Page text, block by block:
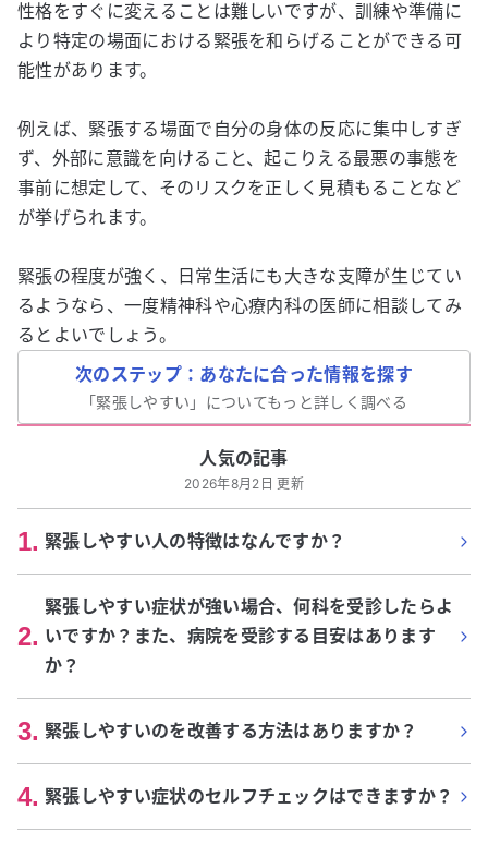
性格をすぐに変えることは難しいですが、訓練や準備に
より特定の場面における緊張を和らげることができる可
能性があります。
例えば、緊張する場面で自分の身体の反応に集中しすぎ
ず、外部に意識を向けること、起こりえる最悪の事態を
事前に想定して、そのリスクを正しく見積もることなど
が挙げられます。
緊張の程度が強く、日常生活にも大きな支障が生じてい
るようなら、一度精神科や心療内科の医師に相談してみ
るとよいでしょう。
次のステップ：あなたに合った情報を探す
「緊張しやすい 」についてもっと詳しく調べる
人気の記事
2026年8月2日 更新
1. 緊張しやすい人の特徴はなんですか？
2.
緊張しやすい症状が強い場合、何科を受診したらよ
いですか？また、病院を受診する目安はあります
か？
3. 緊張しやすいのを改善する方法はありますか？
4. 緊張しやすい症状のセルフチェックはできますか？